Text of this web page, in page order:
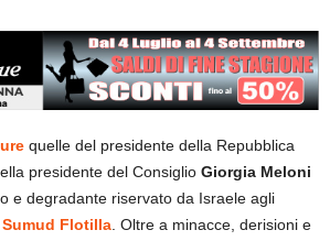
quelle del presidente della Repubblica
presidente del Consiglio Giorgia Meloni
e degradante riservato da Israele agli
Flotilla. Oltre a minacce, derisioni e